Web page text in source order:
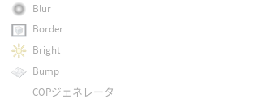
Blur
Border
Bright
Bump
COPジェネレータ